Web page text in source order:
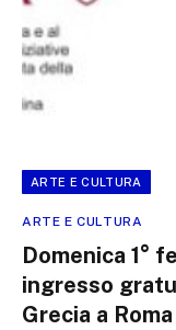
ARTE E CULTURA
ARTE E CULTURA
Domenica 1°
ingresso
Grecia a